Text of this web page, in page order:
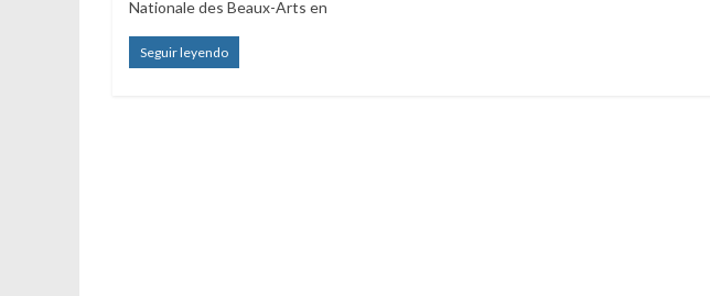
Nationale des Beaux-Arts en
Seguir leyendo